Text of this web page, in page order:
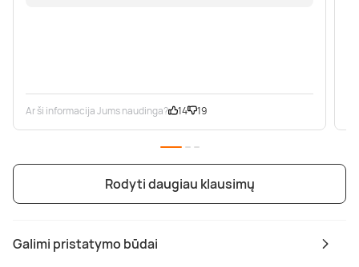
Galimi pristatymo būdai
Ar ši informacija Jums naudinga? 14 19
Rodyti daugiau klausimų